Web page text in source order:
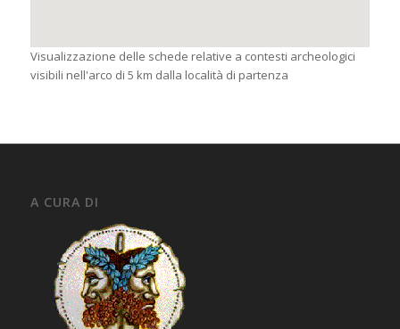
Visualizzazione delle schede relative a contesti archeologici
visibili nell'arco di 5 km dalla località di partenza
A CURA DI